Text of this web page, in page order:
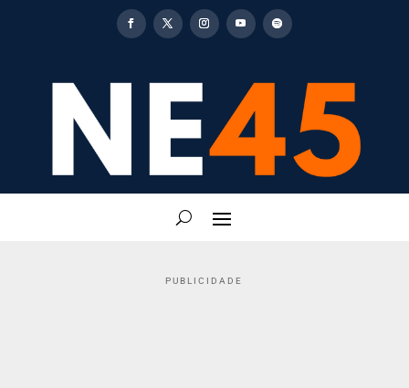
PUBLICIDADE